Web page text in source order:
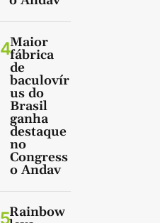
4Maior
fábrica
de
baculovír
us do
Brasil
ganha
destaque
no
Congress
o Andav
5Rainbow